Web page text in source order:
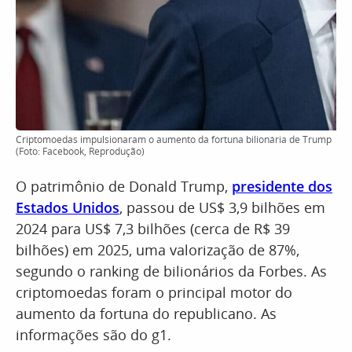
Criptomoedas impulsionaram o aumento da fortuna bilionária de Trump
(Foto: Facebook, Reprodução)
O patrimônio de Donald Trump, presidente dos
Estados Unidos, passou de US$ 3,9 bilhões em
2024 para US$ 7,3 bilhões (cerca de R$ 39
bilhões) em 2025, uma valorização de 87%,
segundo o ranking de bilionários da Forbes. As
criptomoedas foram o principal motor do
aumento da fortuna do republicano. As
informações são do g1.